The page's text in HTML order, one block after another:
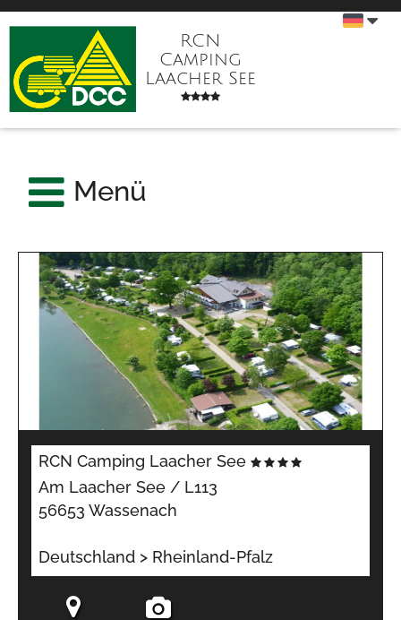
RCN
Camping
Laacher See
Menü
RCN Camping Laacher See
Am Laacher See / L113
56653 Wassenach
Deutschland > Rheinland-Pfalz